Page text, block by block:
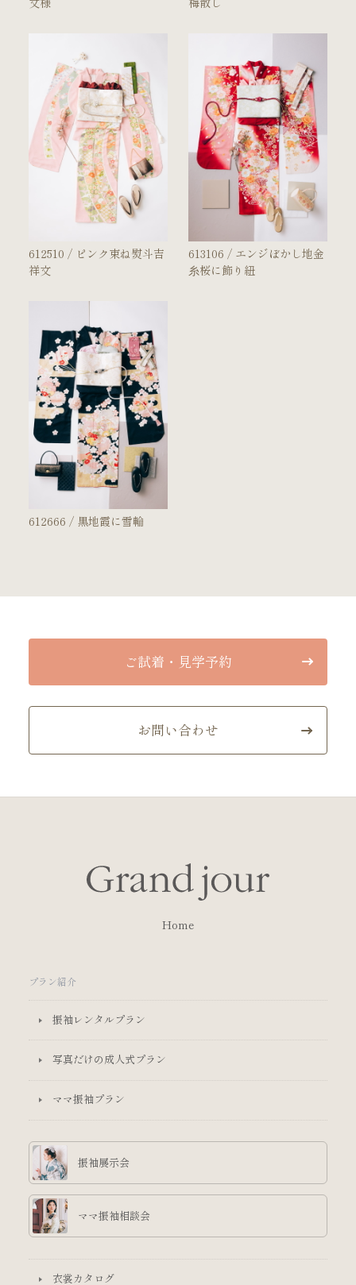
文様 梅散し
612510 / ピンク束ね熨斗吉
祥文
613106 / エンジぼかし地金
糸桜に飾り紐
612666 / 黒地霞に雪輪
ご試着・見学予約
お問い合わせ
Home
プラン紹介
振袖レンタルプラン
写真だけの成人式プラン
ママ振袖プラン
振袖展示会
ママ振袖相談会
衣裳カタログ